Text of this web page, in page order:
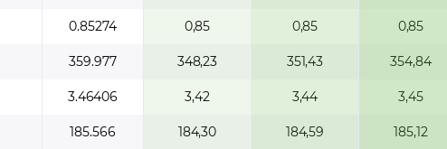
0.85274 0,85 0,85 0,85
359.977 348,23 351,43 354,84
3.46406 3,42 3,44 3,45
185.566 184,30 184,59 185,12